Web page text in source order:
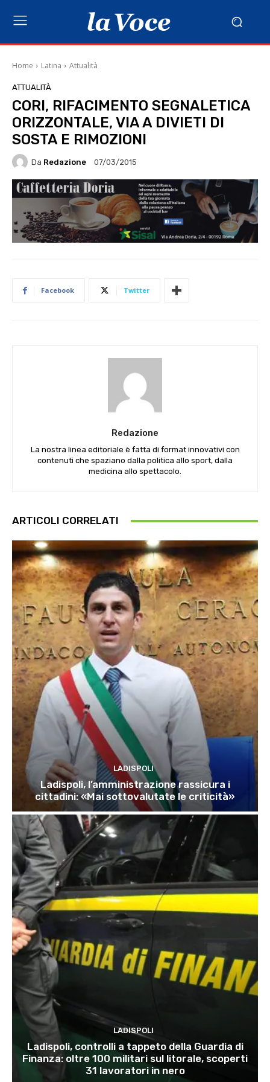
Home Latina Attualità
ATTUALITÀ
CORI, RIFACIMENTO SEGNALETICA
ORIZZONTALE, VIA A DIVIETI DI
SOSTA E RIMOZIONI
Da Redazione 07/03/2015
Facebook Twitter
Redazione
La nostra linea editoriale è fatta di format innovativi con
contenuti che spaziano dalla politica allo sport, dalla
medicina allo spettacolo.
ARTICOLI CORRELATI
LADISPOLI
Ladispoli, l’amministrazione rassicura i
cittadini: «Mai sottovalutate le criticità»
LADISPOLI
Ladispoli, controlli a tappeto della Guardia di
Finanza: oltre 100 militari sul litorale, scoperti
31 lavoratori in nero